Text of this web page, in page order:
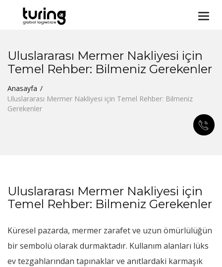
Uluslararası Mermer Nakliyesi için
Temel Rehber: Bilmeniz Gerekenler
Anasayfa
Uluslararası Mermer Nakliyesi için Temel Rehber: Bilmeniz
Gerekenler
Uluslararası Mermer Nakliyesi için
Temel Rehber: Bilmeniz Gerekenler
Küresel pazarda, mermer zarafet ve uzun ömürlülüğün
bir sembolü olarak durmaktadır. Kullanım alanları lüks
ev tezgahlarından tapınaklar ve anıtlardaki karmaşık